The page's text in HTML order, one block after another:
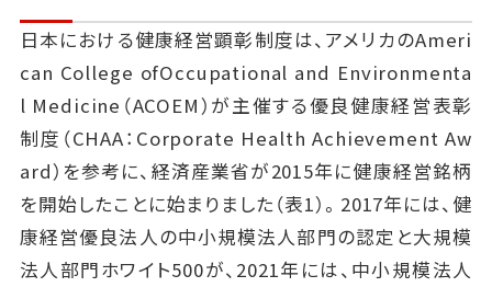
日本における健康経営顕彰制度は、アメリカのAmeri
can College ofOccupational and Environmenta
l Medicine（ACOEM）が主催する優良健康経営表彰
制度（CHAA：Corporate Health Achievement Aw
ard）を参考に、経済産業省が2015年に健康経営銘柄
を開始したことに始まりました（表1）。2017年には、健
康経営優良法人の中小規模法人部門の認定と大規模
法人部門ホワイト500が、2021年には、中小規模法人